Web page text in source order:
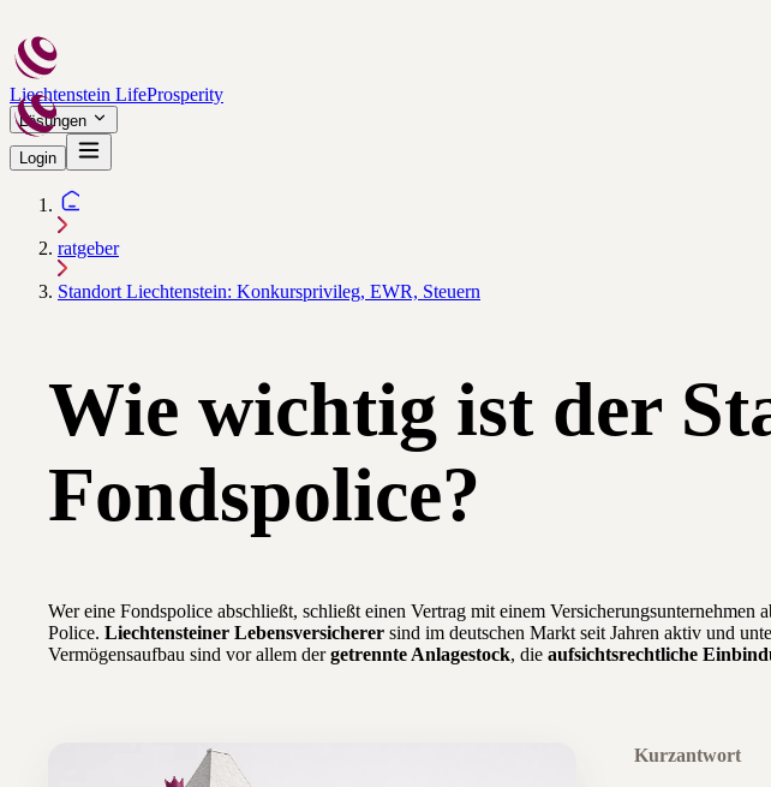
Liechtenstein LifeProsperity
Lösungen
Login
ratgeber
Standort Liechtenstein: Konkursprivileg, EWR, Steuern
Wie wichtig ist der
Fondspolice?
Wer eine Fondspolice abschließt, schließt einen Vertrag mit einem Versicherungsunternehmen
Police. Liechtensteiner Lebensversicherer sind im deutschen Markt seit Jahren aktiv und
Vermögensaufbau sind vor allem dergetrennte Anlagestock, die aufsichtsrechtliche
Kurzantwort